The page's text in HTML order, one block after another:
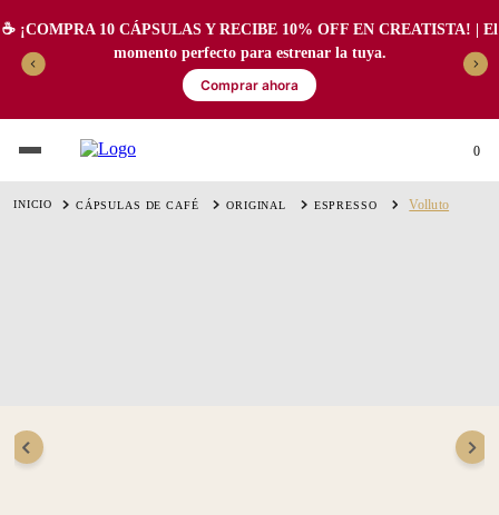
☕️ ¡COMPRA 10 CÁPSULAS Y RECIBE 10% OFF EN CREATISTA! | El
momento perfecto para estrenar la tuya.
Comprar ahora
0
CÁPSULAS DE CAFÉ ORIGINAL ESPRESSO Volluto